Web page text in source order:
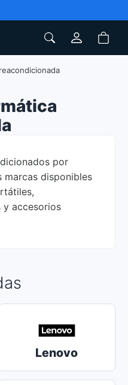
por
marcas disponibles
y accesorios
Lenovo